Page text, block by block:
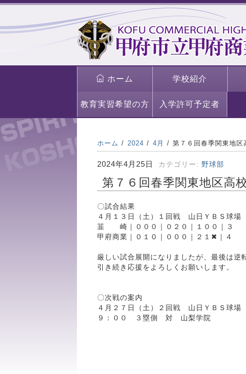
ホーム 学校紹介
教育実習希望の方 入学許可予定者
ホーム 2024 4月 第７６回春季関東地区
2024年4月25日 カテゴリー: 野球部
第７６回春季関東地区高
〇試合結果
４月１３日（土）１回戦 山日ＹＢＳ球場
韮 崎｜０００｜０２０｜１００｜３
甲府商業｜０１０｜０００｜２１✖｜４
厳しい試合展開になりましたが、最後は逆
引き続き応援をよろしくお願いします。
〇次戦の案内
４月２７日（土）２回戦 山日ＹＢＳ球場
９：００ ３塁側 対 山梨学院